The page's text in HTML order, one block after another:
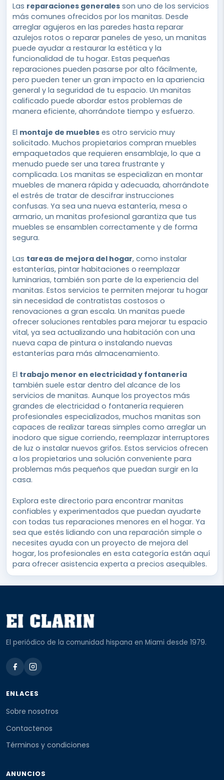
Las reparaciones generales son uno de los servicios
más comunes ofrecidos por los manitas. Desde
arreglar agujeros en las paredes hasta reparar
azulejos rotos o reparar paneles de yeso, un manitas
puede ayudar a restaurar la estética y la
funcionalidad de tu hogar. Estas pequeñas
reparaciones pueden pasarse por alto fácilmente,
pero pueden tener un gran impacto en la apariencia
general y la seguridad de tu espacio. Un manitas
calificado puede abordar estos problemas de
manera eficiente, ahorrándote tiempo y esfuerzo.
El montaje de muebles es otro servicio muy
solicitado. Muchos propietarios compran muebles
empaquetados que requieren ensamblaje, lo que a
menudo puede ser una tarea frustrante y
complicada. Los manitas se especializan en montar
muebles de manera rápida y adecuada, ahorrándote
el estrés de tratar de descifrar instrucciones
confusas. Ya sea una nueva estantería, mesa o
armario, un manitas profesional garantiza que tus
muebles se ensamblen correctamente y de forma
segura.
Las tareas de mejora del hogar, como instalar
estanterías, pintar habitaciones o reemplazar
luminarias, también son parte de la experiencia del
manitas. Estos servicios te permiten mejorar tu hogar
sin necesidad de contratistas costosos o
renovaciones a gran escala. Un manitas puede
ofrecer soluciones rentables para mejorar tu espacio
vital, ya sea actualizando una habitación con una
nueva capa de pintura o instalando nuevas
estanterías para más almacenamiento.
El trabajo menor en electricidad y fontanería
también suele estar dentro del alcance de los
servicios de manitas. Aunque los proyectos más
grandes de electricidad o fontanería requieren
profesionales especializados, muchos manitas son
capaces de realizar tareas simples como arreglar un
inodoro que sigue corriendo, reemplazar interruptores
de luz o instalar nuevos grifos. Estos servicios ofrecen
a los propietarios una solución conveniente para
problemas más pequeños que puedan surgir en la
casa.
Explora este directorio para encontrar manitas
confiables y experimentados que puedan ayudarte
con todas tus reparaciones menores en el hogar. Ya
sea que estés lidiando con una reparación simple o
necesites ayuda con un proyecto de mejora del
hogar, los profesionales en esta categoría están aquí
para ofrecer asistencia experta a precios asequibles.
El periódico de la comunidad hispana en Miami desde 1979.
ENLACES
Sobre nosotros
Contactenos
Términos y condiciones
ANUNCIOS